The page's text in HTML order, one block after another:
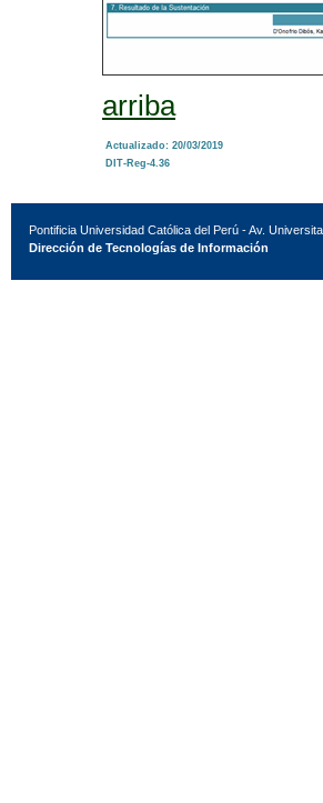
arriba
Actualizado: 20/03/2019
DIT-Reg-4.36
Pontificia Universidad Católica del Perú - Av.
Dirección de Tecnologías de Información